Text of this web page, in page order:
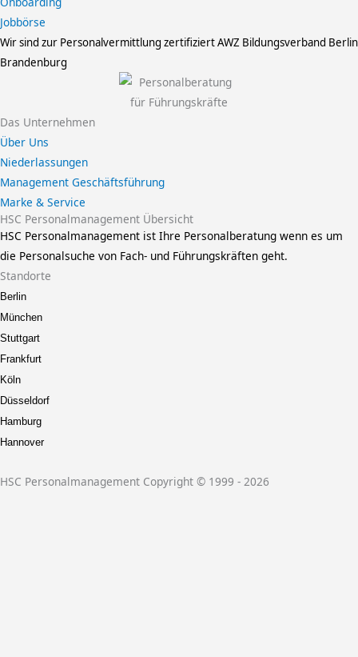
Jobbörse
Wir sind zur Personalvermittlung zertifiziertAWZ Bildungsverband Berlin
Brandenburg
Das Unternehmen
Über Uns
Niederlassungen
Management Geschäftsführung
Marke & Service
HSC Personalmanagement Übersicht
HSC Personalmanagement ist Ihre Personalberatung wenn es um
die Personalsuche von Fach- und Führungskräften geht.
Standorte
Berlin
München
Stuttgart
Frankfurt
Köln
Düsseldorf
Hamburg
Hannover
HSC Personalmanagement Copyright © 1999 - 2026